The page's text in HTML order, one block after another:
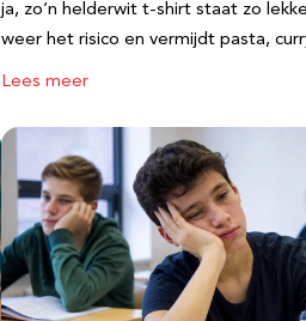
ja, zo’n helderwit t-shirt staat zo
weer het risico en vermijdt pasta,
Lees meer